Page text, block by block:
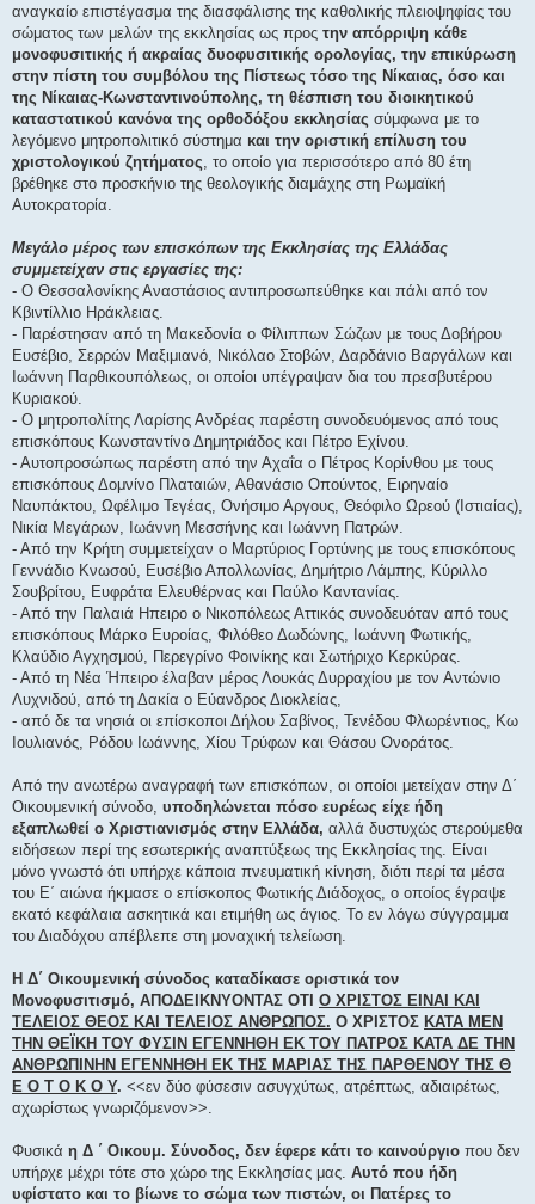
αναγκαίο επιστέγασμα της διασφάλισης της καθολικής πλειοψηφίας του
σώματος των μελών της εκκλησίας ως προς την απόρριψη κάθε
μονοφυσιτικής ή ακραίας δυοφυσιτικής ορολογίας, την επικύρωση
στην πίστη του συμβόλου της Πίστεως τόσο της Νίκαιας, όσο και
της Νίκαιας-Κωνσταντινούπολης, τη θέσπιση του διοικητικού
καταστατικού κανόνα της ορθοδόξου εκκλησίας σύμφωνα με το
λεγόμενο μητροπολιτικό σύστημα και την οριστική επίλυση του
χριστολογικού ζητήματος , το οποίο για περισσότερο από 80 έτη
βρέθηκε στο προσκήνιο της θεολογικής διαμάχης στη Ρωμαϊκή
Αυτοκρατορία.
Μεγάλο μέρος των επισκόπων της Εκκλησίας της Ελλάδας
συμμετείχαν στις εργασίες της:
- Ο Θεσσαλονίκης Αναστάσιος αντιπροσωπεύθηκε και πάλι από τον
Κβιντίλλιο Ηράκλειας.
- Παρέστησαν από τη Μακεδονία ο Φίλιππων Σώζων με τους Δοβήρου
Ευσέβιο, Σερρών Μαξιμιανό, Νικόλαο Στοβών, Δαρδάνιο Βαργάλων και
Ιωάννη Παρθικουπόλεως, οι οποίοι υπέγραψαν δια του πρεσβυτέρου
Κυριακού.
- Ο μητροπολίτης Λαρίσης Ανδρέας παρέστη συνοδευόμενος από τους
επισκόπους Κωνσταντίνο Δημητριάδος και Πέτρο Εχίνου.
- Αυτοπροσώπως παρέστη από την Αχαΐα ο Πέτρος Κορίνθου με τους
επισκόπους Δομνίνο Πλαταιών, Αθανάσιο Οπούντος, Ειρηναίο
Ναυπάκτου, Ωφέλιμο Τεγέας, Ονήσιμο Αργους, Θεόφιλο Ωρεού (Ιστιαίας),
Νικία Μεγάρων, Ιωάννη Μεσσήνης και Ιωάννη Πατρών.
- Από την Κρήτη συμμετείχαν ο Μαρτύριος Γορτύνης με τους επισκόπους
Γεννάδιο Κνωσού, Ευσέβιο Απολλωνίας, Δημήτριο Λάμπης, Κύριλλο
Σουβρίτου, Ευφράτα Ελευθέρνας και Παύλο Καντανίας.
- Από την Παλαιά Ηπειρο ο Νικοπόλεως Αττικός συνοδευόταν από τους
επισκόπους Μάρκο Ευροίας, Φιλόθεο Δωδώνης, Ιωάννη Φωτικής,
Κλαύδιο Αγχησμού, Περεγρίνο Φοινίκης και Σωτήριχο Κερκύρας.
- Από τη Νέα Ήπειρο έλαβαν μέρος Λουκάς Δυρραχίου με τον Αντώνιο
Λυχνιδού, από τη Δακία ο Εύανδρος Διοκλείας,
- από δε τα νησιά οι επίσκοποι Δήλου Σαβίνος, Τενέδου Φλωρέντιος, Κω
Ιουλιανός, Ρόδου Ιωάννης, Χίου Τρύφων και Θάσου Ονοράτος.
Από την ανωτέρω αναγραφή των επισκόπων, οι οποίοι μετείχαν στην Δ΄
Οικουμενική σύνοδο, υποδηλώνεται πόσο ευρέως είχε ήδη
εξαπλωθεί ο Χριστιανισμός στην Ελλάδα, αλλά δυστυχώς στερούμεθα
ειδήσεων περί της εσωτερικής αναπτύξεως της Εκκλησίας της. Είναι
μόνο γνωστό ότι υπήρχε κάποια πνευματική κίνηση, διότι περί τα μέσα
του Ε΄ αιώνα ήκμασε ο επίσκοπος Φωτικής Διάδοχος, ο οποίος έγραψε
εκατό κεφάλαια ασκητικά και ετιμήθη ως άγιος. Το εν λόγω σύγγραμμα
του Διαδόχου απέβλεπε στη μοναχική τελείωση.
Η Δ΄ Οικουμενική σύνοδος καταδίκασε οριστικά τον
Μονοφυσιτισμό, ΑΠΟΔΕΙΚΝΥΟΝΤΑΣ ΟΤΙ Ο ΧΡΙΣΤΟΣ ΕΙΝΑΙ ΚΑΙ
ΤΕΛΕΙΟΣ ΘΕΟΣ ΚΑΙ ΤΕΛΕΙΟΣ ΑΝΘΡΩΠΟΣ. Ο ΧΡΙΣΤΟΣ ΚΑΤΑ ΜΕΝ
ΤΗΝ ΘΕΪΚΗ ΤΟΥ ΦΥΣΙΝ ΕΓΕΝΝΗΘΗ ΕΚ ΤΟΥ ΠΑΤΡΟΣ ΚΑΤΑ ΔΕ ΤΗΝ
ΑΝΘΡΩΠΙΝΗΝ ΕΓΕΝΝΗΘΗ ΕΚ ΤΗΣ ΜΑΡΙΑΣ ΤΗΣ ΠΑΡΘΕΝΟΥ ΤΗΣ Θ
Ε Ο Τ Ο Κ Ο Υ. <<εν δύο φύσεσιν ασυγχύτως, ατρέπτως, αδιαιρέτως,
αχωρίστως γνωριζόμενον>>.
Φυσικά η Δ ΄ Οικουμ. Σύνοδος, δεν έφερε κάτι το καινούργιο που δεν
υπήρχε μέχρι τότε στο χώρο της Εκκλησίας μας. Αυτό που ήδη
υφίστατο και το βίωνε το σώμα των πιστών, οι Πατέρες το